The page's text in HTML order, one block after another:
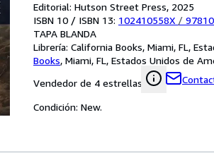
Editorial: Hutson Street Press, 2025
ISBN 10 / ISBN 13: 102410558X /
TAPA BLANDA
Librería: California Books, Miami, FL,
Books, Miami, FL, Estados Unidos de
Vendedor de 4 estrellas
Condición: New.